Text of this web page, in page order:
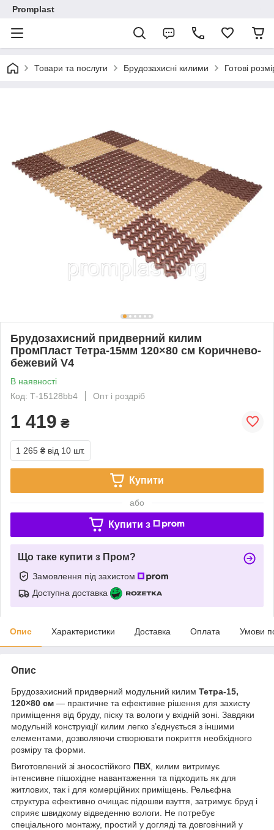
Promplast
Товари та послуги Брудозахисні килими Готові
Брудозахисний придверний килим
ПромПласт Тетра-15мм 120×80 см Коричнево-
бежевий V4
В наявності
Код: Т-15128bb4
Опт і роздріб
1 419 ₴
1 265 ₴ від 10 шт.
Купити
або
Купити з
Що таке купити з Пром?
Замовлення під захистом
Доступна доставка
Опис Характеристики Доставка Оплата Умови
Опис
Брудозахисний придверний модульний килим Тетра-15,
120×80 см — практичне та ефективне рішення для захисту
приміщення від бруду, піску та вологи у вхідній зоні. Завдяки
модульній конструкції килим легко з’єднується з іншими
елементами, дозволяючи створювати покриття необхідного
розміру та форми.
Виготовлений зі зносостійкого ПВХ , килим витримує
інтенсивне пішохідне навантаження та підходить як для
житлових, так і для комерційних приміщень. Рельєфна
структура ефективно очищає підошви взуття, затримує бруд і
сприяє швидкому відведенню вологи. Не потребує
спеціального монтажу, простий у догляді та довговічний у